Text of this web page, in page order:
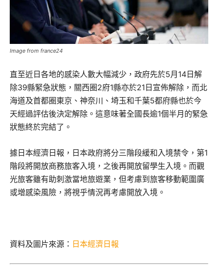
Image from france24
直至近日各地的感染人數大幅減少，政府先於5月14日解
除39縣緊急狀態，關西圈2府1縣亦於21日宣佈解除，而北
海道及首都圈東京、神奈川、埼玉和千葉5都府縣也於今
天經過評估後決定解除。這意味著全國長逾1個半月的緊急
狀態終於完結了。
據日本經濟日報，日本政府將分三階段緩和入境禁令，第1
階段將開放商務旅客入境，之後再開放留學生入境。而觀
光旅客雖有助刺激當地旅遊業，但考慮到旅客移動範圍廣
或增感染風險，將視乎情況再考慮開放入境。
資料及圖片來源： 日本經濟日報